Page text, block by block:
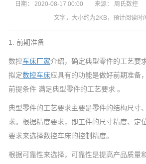
日期： 2020-08-17 00:00 来源： 周氏数控
文字，大小约为2KB，预计阅读时
1. 前期准备
数控车床厂家介绍，确定典型零件的工艺要
拟定数控车床应具有的功能是做好前期准备
前提条件 满足典型零件的工艺要求 。
典型零件的工艺要求主要是零件的结构尺寸
求。根据精度要求，即工件的尺寸精度、定
要求来选择数控车床的控制精度。
根据可靠性来选择，可靠性是提高产品质量